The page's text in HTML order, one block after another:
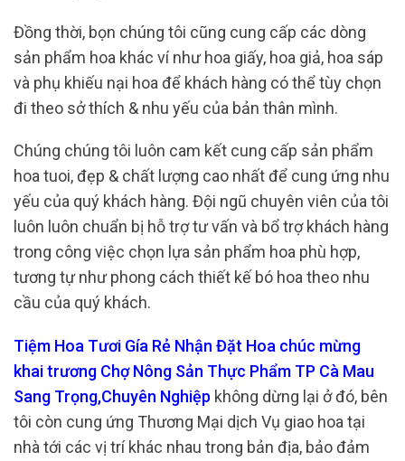
Đồng thời, bọn chúng tôi cũng cung cấp các dòng
sản phẩm hoa khác ví như hoa giấy, hoa giả, hoa sáp
và phụ khiếu nại hoa để khách hàng có thể tùy chọn
đi theo sở thích & nhu yếu của bản thân mình.
Chúng chúng tôi luôn cam kết cung cấp sản phẩm
hoa tuoi, đẹp & chất lượng cao nhất để cung ứng nhu
yếu của quý khách hàng. Đội ngũ chuyên viên của tôi
luôn luôn chuẩn bị hỗ trợ tư vấn và bổ trợ khách hàng
trong công việc chọn lựa sản phẩm hoa phù hợp,
tương tự như phong cách thiết kế bó hoa theo nhu
cầu của quý khách.
Tiệm Hoa Tươi Gía Rẻ Nhận Đặt Hoa chúc mừng
khai trương Chợ Nông Sản Thực Phẩm TP Cà Mau
Sang Trọng,Chuyên Nghiệp không dừng lại ở đó, bên
tôi còn cung ứng Thương Mại dịch Vụ giao hoa tại
nhà tới các vị trí khác nhau trong bản địa, bảo đảm